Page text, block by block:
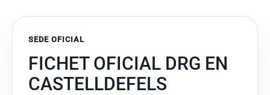
SEDE OFICIAL
FICHET OFICIAL DRG EN
CASTELLDEFELS